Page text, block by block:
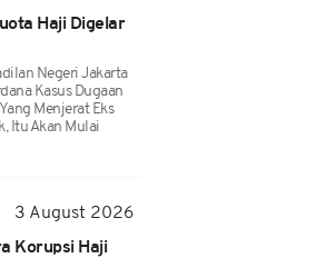
Haji Digelar
Negeri Jakarta
Kasus Dugaan
Menjerat Eks
Itu Akan Mulai
3 August 2026
Korupsi Haji